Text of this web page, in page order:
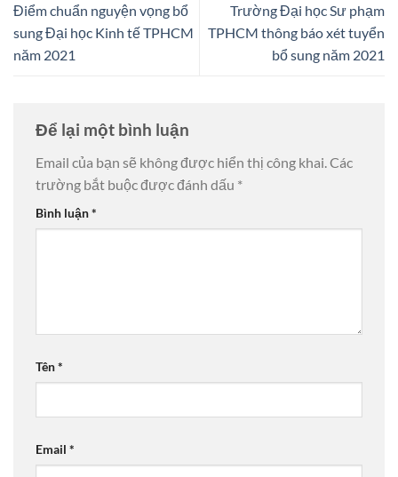
Điểm chuẩn nguyện vọng bổ
sung Đại học Kinh tế TPHCM
năm 2021
Trường Đại học Sư phạm
TPHCM thông báo xét tuyển
bổ sung năm 2021
Để lại một bình luận
Email của bạn sẽ không được hiển thị công khai.Các
trường bắt buộc được đánh dấu *
Bình luận*
Tên*
Email *